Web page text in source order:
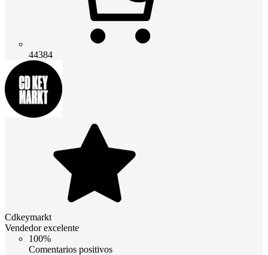
44384
Cdkeymarkt
Vendedor excelente
100%
Comentarios positivos